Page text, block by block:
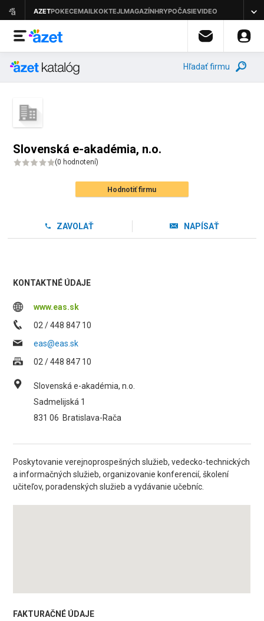
Hľadať firmu
Slovenská e-akadémia, n.o.
(0 hodnotení)
Hodnotiť firmu
ZAVOLAŤ NAPÍSAŤ
KONTAKTNÉ ÚDAJE
www.eas.sk
02 / 448 847 10
eas@eas.sk
02 / 448 847 10
Slovenská e-akadémia, n.o.
Sadmelijská 1
831 06 Bratislava-Rača
Poskytovanie verejnoprospešných služieb, vedecko-technických
a informačných služieb, organizovanie konferencií, školení
učiteľov, poradenských služieb a vydávanie učebníc.
FAKTURAČNÉ ÚDAJE